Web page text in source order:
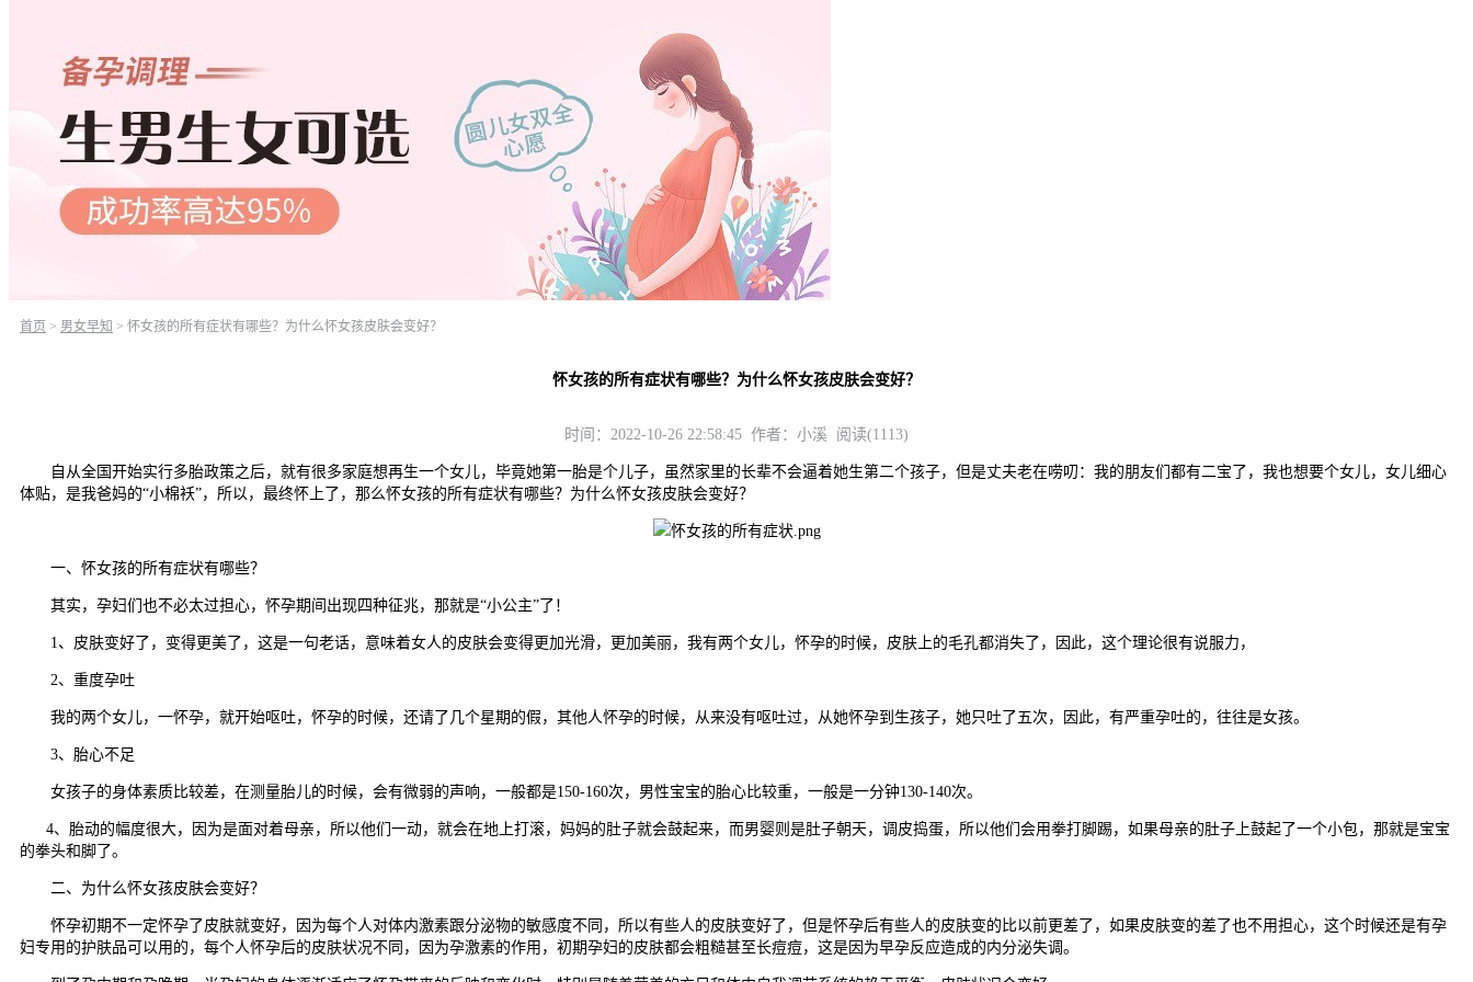
首页 > 男女早知 > 怀女孩的所有症状有哪些？为什么怀女孩皮肤会变好？
怀女孩的所有症状有哪些？为什么怀女孩皮肤会变好？
时间：2022-10-26 22:58:45 作者：小溪 阅读(1113)
自从全国开始实行多胎政策之后，就有很多家庭想再生一个女儿，毕竟她第一胎是个儿子，虽然家里的长辈不会逼着她生第二个孩子，但是丈夫老在唠叨：我的朋友们都有二宝了，我也想要个女儿，女儿细心
体贴，是我爸妈的“小棉袄”，所以，最终怀上了，那么怀女孩的所有症状有哪些？为什么怀女孩皮肤会变好？
一、怀女孩的所有症状有哪些？
其实，孕妇们也不必太过担心，怀孕期间出现四种征兆，那就是“小公主”了！
1、皮肤变好了，变得更美了，这是一句老话，意味着女人的皮肤会变得更加光滑，更加美丽，我有两个女儿，怀孕的时候，皮肤上的毛孔都消失了，因此，这个理论很有说服力，
2、重度孕吐
我的两个女儿，一怀孕，就开始呕吐，怀孕的时候，还请了几个星期的假，其他人怀孕的时候，从来没有呕吐过，从她怀孕到生孩子，她只吐了五次，因此，有严重孕吐的，往往是女孩。
3、胎心不足
女孩子的身体素质比较差，在测量胎儿的时候，会有微弱的声响，一般都是150-160次，男性宝宝的胎心比较重，一般是一分钟130-140次。
4、胎动的幅度很大，因为是面对着母亲，所以他们一动，就会在地上打滚，妈妈的肚子就会鼓起来，而男婴则是肚子朝天，调皮捣蛋，所以他们会用拳打脚踢，如果母亲的肚子上鼓起了一个小包，那就是宝宝
的拳头和脚了。
二、为什么怀女孩皮肤会变好？
怀孕初期不一定怀孕了皮肤就变好，因为每个人对体内激素跟分泌物的敏感度不同，所以有些人的皮肤变好了，但是怀孕后有些人的皮肤变的比以前更差了，如果皮肤变的差了也不用担心，这个时候还是有孕
妇专用的护肤品可以用的，每个人怀孕后的皮肤状况不同，因为孕激素的作用，初期孕妇的皮肤都会粗糙甚至长痘痘，这是因为早孕反应造成的内分泌失调。